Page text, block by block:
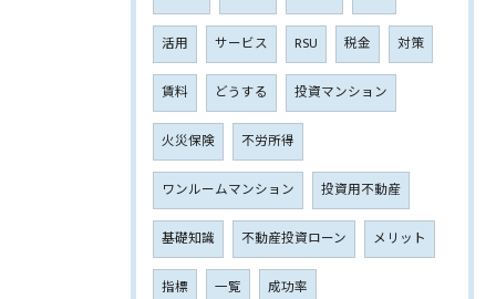
活用 サービス RSU 税金 対策
賃料 どうする 投資マンション
火災保険 不労所得
ワンルームマンション 投資用不動産
基礎知識 不動産投資ローン メリット
指標 一覧 成功率